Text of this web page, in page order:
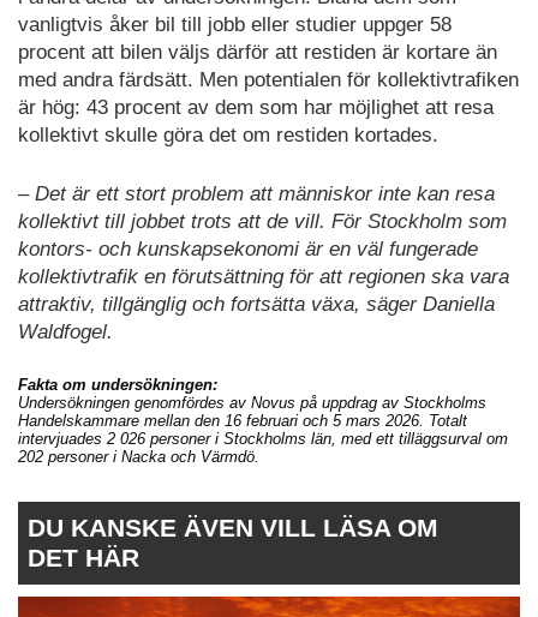
vanligtvis åker bil till jobb eller studier uppger 58
procent att bilen väljs därför att restiden är kortare än
med andra färdsätt. Men potentialen för kollektivtrafiken
är hög: 43 procent av dem som har möjlighet att resa
kollektivt skulle göra det om restiden kortades.
– Det är ett stort problem att människor inte kan resa
kollektivt till jobbet trots att de vill. För Stockholm som
kontors- och kunskapsekonomi är en väl fungerade
kollektivtrafik en förutsättning för att regionen ska vara
attraktiv, tillgänglig och fortsätta växa, säger Daniella
Waldfogel.
Fakta om undersökningen:
Undersökningen genomfördes av Novus på uppdrag av Stockholms
Handelskammare mellan den 16 februari och 5 mars 2026. Totalt
intervjuades 2 026 personer i Stockholms län, med ett tilläggsurval om
202 personer i Nacka och Värmdö.
DU KANSKE ÄVEN VILL LÄSA OM
DET HÄR